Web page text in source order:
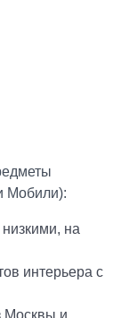
Мобили):
на
интерьера с
Москвы и